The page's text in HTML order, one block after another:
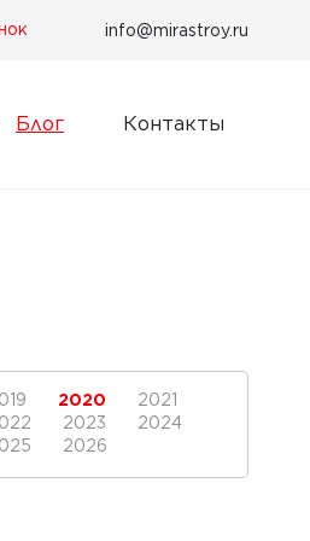
info@mirastroy.ru
Блог Контакты
2020
2021
2023
2024
2026